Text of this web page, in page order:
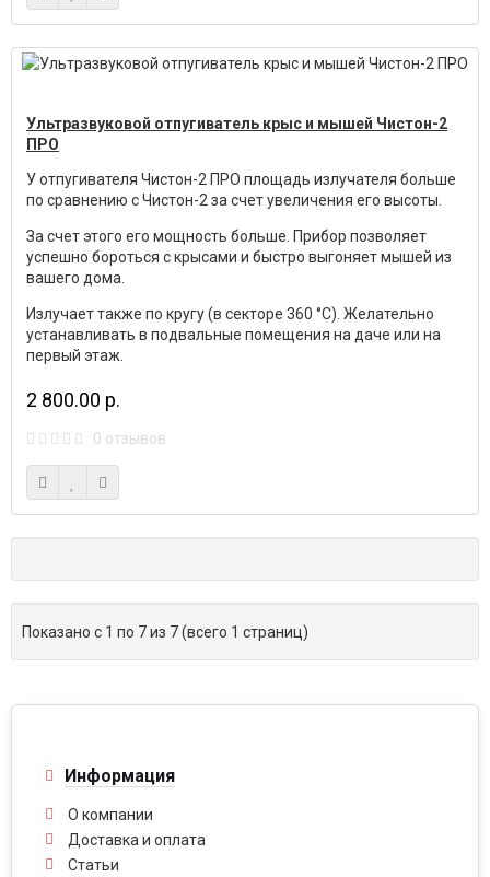
Ультразвуковой отпугиватель крыс и мышей Чистон-2
ПРО
У отпугивателя Чистон-2 ПРО площадь излучателя больше
по сравнению с Чистон-2 за счет увеличения его высоты.
За счет этого его мощность больше. Прибор позволяет
успешно бороться с крысами и быстро выгоняет мышей из
вашего дома.
Излучает также по кругу (в секторе 360 °С). Желательно
устанавливать в подвальные помещения на даче или на
первый этаж.
2 800.00 р.
0 отзывов
Показано с 1 по 7 из 7 (всего 1 страниц)
Информация
О компании
Доставка и оплата
Статьи